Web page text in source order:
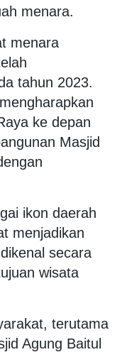
menara.
menara
tahun 2023.
ke depan
Masjid
ikon daerah
menjadikan
secara
wisata
terutama
Agung Baitul